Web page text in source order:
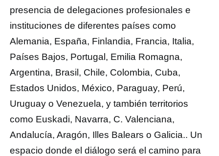
presencia de delegaciones profesionales e
instituciones de diferentes países como
Alemania, España, Finlandia, Francia, Italia,
Países Bajos, Portugal, Emilia Romagna,
Argentina, Brasil, Chile, Colombia, Cuba,
Estados Unidos, México, Paraguay, Perú,
Uruguay o Venezuela, y también territorios
como Euskadi, Navarra, C. Valenciana,
Andalucía, Aragón, Illes Balears o Galicia.. Un
espacio donde el diálogo será el camino para